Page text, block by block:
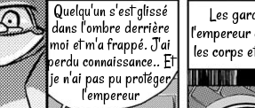
Quelqu'un s'est glissé
dans l'ombre derrière
moi et m'a frappé. J'ai
perdu connaissance.. Et
je n'ai pas pu protéger
l'empereur
Les
l'empereur
les corps